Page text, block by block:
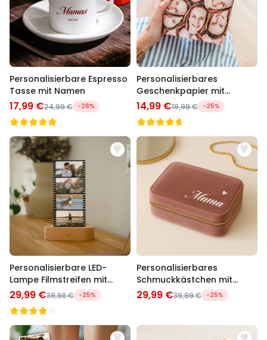
Personalisierbare Espresso
Tasse mit Namen
17,99 €24,99 € -28%
Personalisierbares
Geschenkpapier mit
Gesicht
14,99 €19,99 € -25%
Personalisierbare LED-
Lampe Filmstreifen mit
Fotos
29,99 €39,98 € -25%
Personalisierbares
Schmuckkästchen mit
Name
29,99 €39,99 € -25%